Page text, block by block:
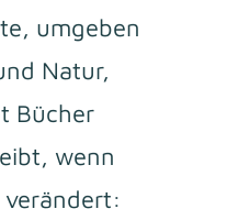
umgeben
Natur,
Bücher
wenn
verändert: